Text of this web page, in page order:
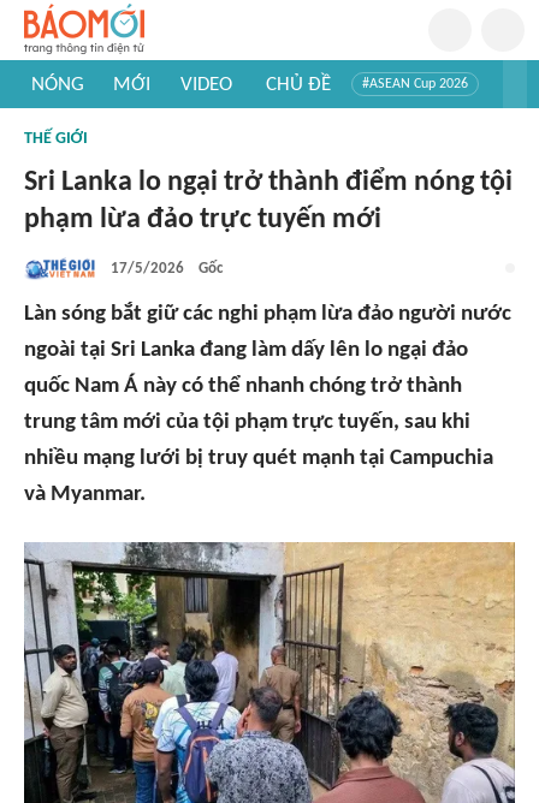
NÓNG MỚI VIDEO CHỦ ĐỀ #ASEAN Cup 2026
#Khám phá thế giới
THẾ GIỚI
Sri Lanka lo ngại trở thành điểm nóng tội
phạm lừa đảo trực tuyến mới
17/5/2026 Gốc
Làn sóng bắt giữ các nghi phạm lừa đảo người nước
ngoài tại Sri Lanka đang làm dấy lên lo ngại đảo
quốc Nam Á này có thể nhanh chóng trở thành
trung tâm mới của tội phạm trực tuyến, sau khi
nhiều mạng lưới bị truy quét mạnh tại Campuchia
và Myanmar.